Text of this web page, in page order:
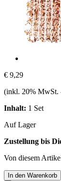
€ 9,29
(inkl. 20% MwSt.
Inhalt: 1 Set
Auf Lager
Zustellung bis
Von diesem
In den Warenkorb